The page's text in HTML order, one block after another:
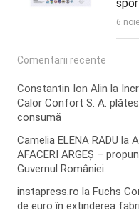
6
Comentarii recente
Constantin Ion Alin la
Calor Confort S. A.
consumă
Camelia ELENA RADU la
AFACERI ARGEȘ –
Guvernul României
instapress.ro la Fuchs
de euro în extinderea